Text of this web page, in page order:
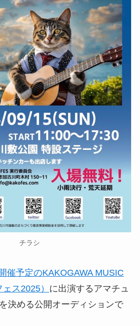
チラシ
催予定のKAKOGAWA MUSIC
ス2025） に出演するアマチュ
決める公開オーディションで